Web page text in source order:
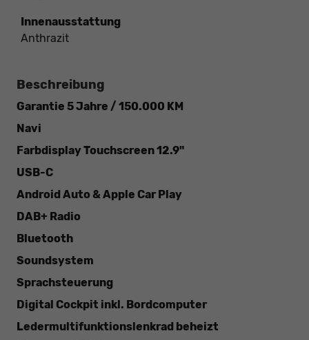
Innenausstattung
Anthrazit
Beschreibung
Garantie 5 Jahre / 150.000 KM
Navi
Farbdisplay Touchscreen 12.9"
USB-C
Android Auto & Apple Car Play
DAB+ Radio
Bluetooth
Soundsystem
Sprachsteuerung
Digital Cockpit inkl. Bordcomputer
Ledermultifunktionslenkrad beheizt